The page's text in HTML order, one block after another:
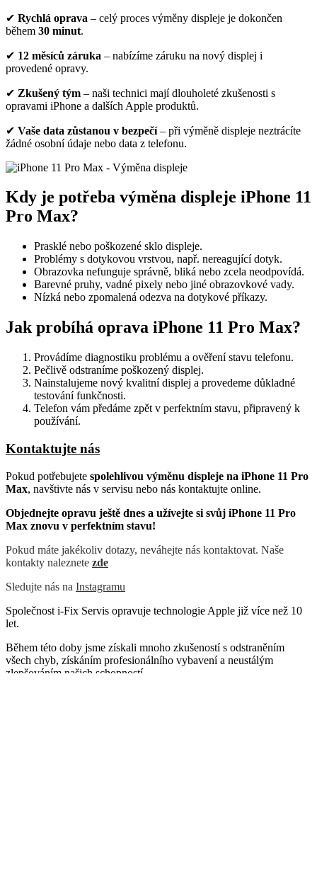
✔ Rychlá oprava – celý proces výměny displeje je dokončen
během 30 minut.
✔ 12 měsíců záruka – nabízíme záruku na nový displej i
provedené opravy.
✔ Zkušený tým – naši technici mají dlouholeté zkušenosti s
opravami iPhone a dalších Apple produktů.
✔ Vaše data zůstanou v bezpečí– při výměně displeje neztrácíte
žádné osobní údaje nebo data z telefonu.
Kdy je potřeba výměna displeje iPhone 11
Pro Max?
Prasklé nebo poškozené sklo displeje.
Problémy s dotykovou vrstvou, např. nereagující dotyk.
Obrazovka nefunguje správně, bliká nebo zcela neodpovídá.
Barevné pruhy, vadné pixely nebo jiné obrazovkové vady.
Nízká nebo zpomalená odezva na dotykové příkazy.
Jak probíhá oprava iPhone 11 Pro Max?
Provádíme diagnostiku problému a ověření stavu telefonu.
Pečlivě odstraníme poškozený displej.
Nainstalujeme nový kvalitní displej a provedeme důkladné
testování funkčnosti.
Telefon vám předáme zpět v perfektním stavu, připravený k
používání.
Kontaktujte nás
Pokud potřebujete spolehlivou výměnu displeje na iPhone 11 Pro
Max, navštivte nás v servisu nebo nás kontaktujte online.
Objednejte opravu ještě dnes a užívejte si svůj iPhone 11 Pro
Max znovu v perfektním stavu!
Pokud máte jakékoliv dotazy, neváhejte nás kontaktovat. Naše
kontakty naleznete zde
Sledujte nás na Instagramu
Společnost i-Fix Servis opravuje technologie Apple již více než 10
let.
Během této doby jsme získali mnoho zkušeností s odstraněním
všech chyb, získáním profesionálního vybavení a neustálým
zlepšováním našich schopností